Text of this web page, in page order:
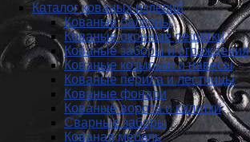
Каталог кованых изделий
Кованые балконы
Кованые оконные решетки
Кованые заборы и ог­ражде­ния
Кованые козырьки и навесы
Кованые перила и лестницы
Кованые фонари
Кованые ворота и калитки
Сварные заборы
Кованая мебель